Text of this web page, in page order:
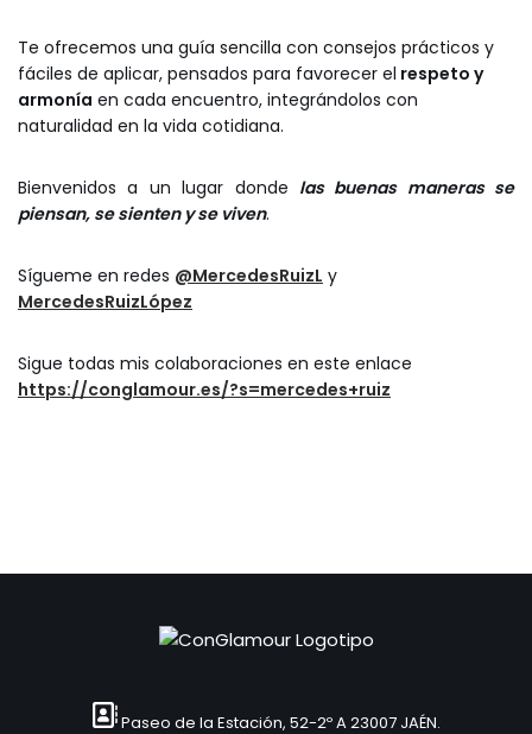
Te ofrecemos una guía sencilla con consejos prácticos y
fáciles de aplicar, pensados para favorecer el respeto y
armonía en cada encuentro, integrándolos con
naturalidad en la vida cotidiana.
Bienvenidos a un lugar donde las buenas maneras se
piensan, se sienten y se viven.
Sígueme en redes @MercedesRuizL y
MercedesRuizLópez
Sigue todas mis colaboraciones en este enlace
https://conglamour.es/?s=mercedes+ruiz
Paseo de la Estación, 52-2º A 23007 JAÉN.